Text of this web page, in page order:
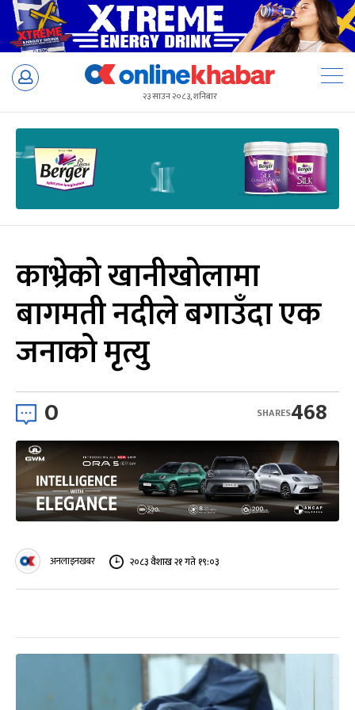
Skip
२३ साउन २०८३, शनिबार
काभ्रेको खानीखोलामा
बागमती नदीले बगाउँदा एक
जनाको मृत्यु
0 468
SHARES
अनलाइनखबर २०८३ वैशाख २१ गते १९:०३